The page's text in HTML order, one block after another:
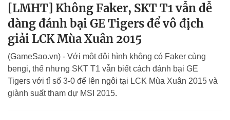
[LMHT] Không Faker, SKT T1 vẫn dễ
dàng đánh bại GE Tigers để vô địch
giải LCK Mùa Xuân 2015
(GameSao.vn) - Với một đội hình không có Faker cùng
bengi, thế nhưng SKT T1 vẫn biết cách đánh bại GE
Tigers với tỉ số 3-0 để lên ngôi tại LCK Mùa Xuân 2015 và
giành suất tham dự MSI 2015.